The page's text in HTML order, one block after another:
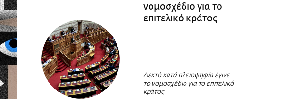
νομοσχέδιο για το
επιτελικό κράτος
Δεκτό κατά πλειοψηφία έγινε
το νομοσχέδιο για το επιτελικό
κράτος